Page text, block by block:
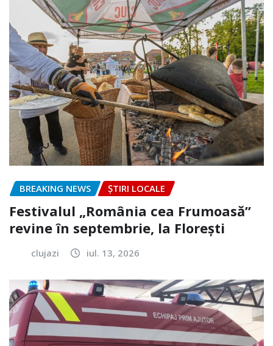
BREAKING NEWS ȘTIRI LOCALE
Festivalul „România cea Frumoasă”
revine în septembrie, la Florești
clujazi iul. 13, 2026